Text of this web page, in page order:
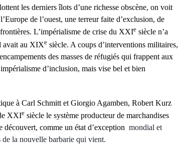
les derniers îlots d’une richesse obscène, on voit
de l’ouest, une terreur faite d’exclusion, de
L’impérialisme de crise du XXIe siècle n’a
avait au XIXe siècle. A coups d’interventions militaires,
des masses de réfugiés qui frappent aux
d’inclusion, mais vise bel et bien
à Carl Schmitt et Giorgio Agamben, Robert Kurz
XXIe siècle le système producteur de marchandises
découvert, comme un état d’exception mondial et
de la nouvelle barbarie qui vient.